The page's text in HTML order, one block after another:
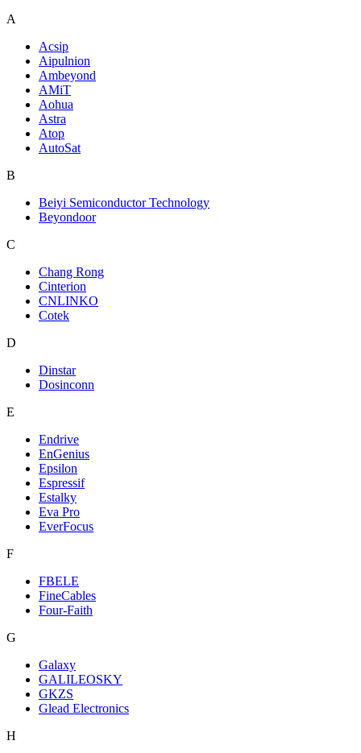
A
Acsip
Aipulnion
Ambeyond
AMiT
Aohua
Astra
Atop
AutoSat
B
Beiyi Semiconductor Technology
Beyondoor
C
Chang Rong
Cinterion
CNLINKO
Cotek
D
Dinstar
Dosinconn
E
Endrive
EnGenius
Epsilon
Espressif
Estalky
Eva Pro
EverFocus
F
FBELE
FineCables
Four-Faith
G
Galaxy
GALILEOSKY
GKZS
Glead Electronics
H